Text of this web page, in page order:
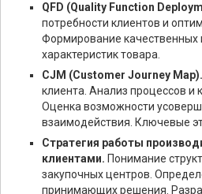
QFD (Quality Function
потребности клиентов и
Формирование качественных
характеристик товара.
CJM (Customer Journey Map).
клиента. Анализ процессов и
Оценка возможности
взаимодействия. Ключевые
Стратегия работы
клиентами. Понимание
закупочных центров.
принимающих решения.